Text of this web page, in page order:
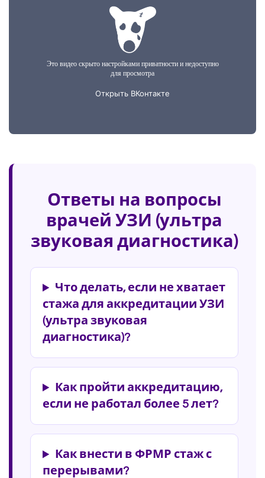
Ответы на вопросы
врачей УЗИ (ультра
звуковая диагностика)
Что делать, если не хватает
стажа для аккредитации УЗИ
(ультра звуковая
диагностика)?
Как пройти аккредитацию,
если не работал более 5 лет?
Как внести в ФРМР стаж с
перерывами?